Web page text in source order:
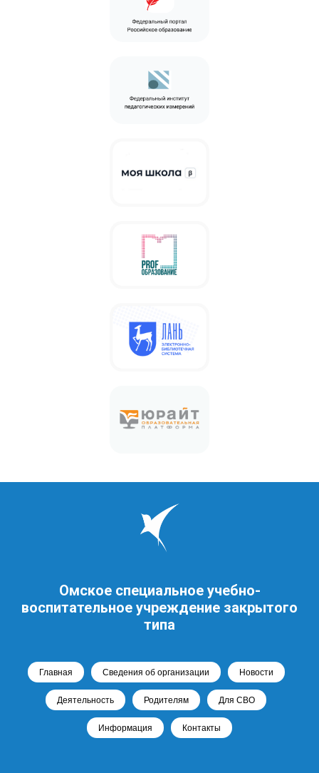
Омское специальное учебно-
воспитательное учреждение закрытого
типа
Главная Сведения об организации Новости
Деятельность Родителям Для СВО
Информация Контакты